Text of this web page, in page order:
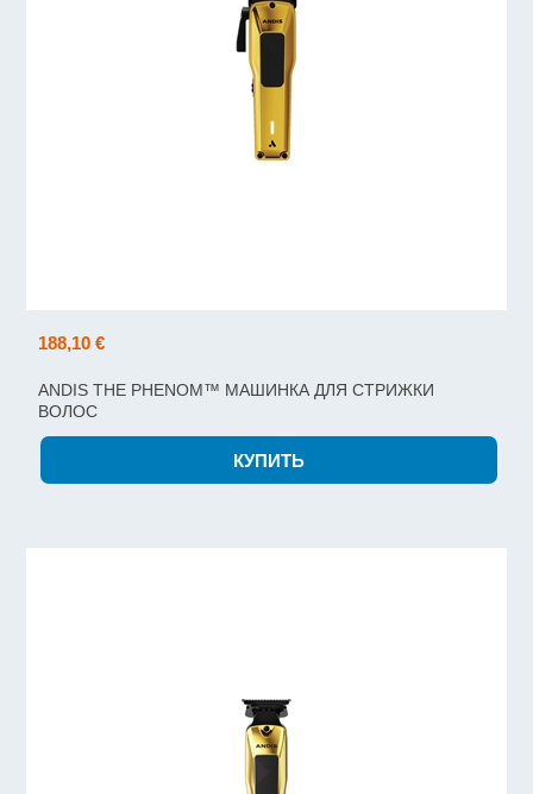
188,10 €
ANDIS THE PHENOM™ МАШИНКА ДЛЯ СТРИЖКИ
ВОЛОС